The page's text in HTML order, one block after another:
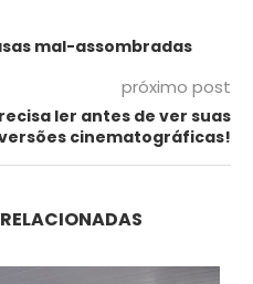
mal-assombradas
próximo post
ler antes de ver suas
cinematográficas!